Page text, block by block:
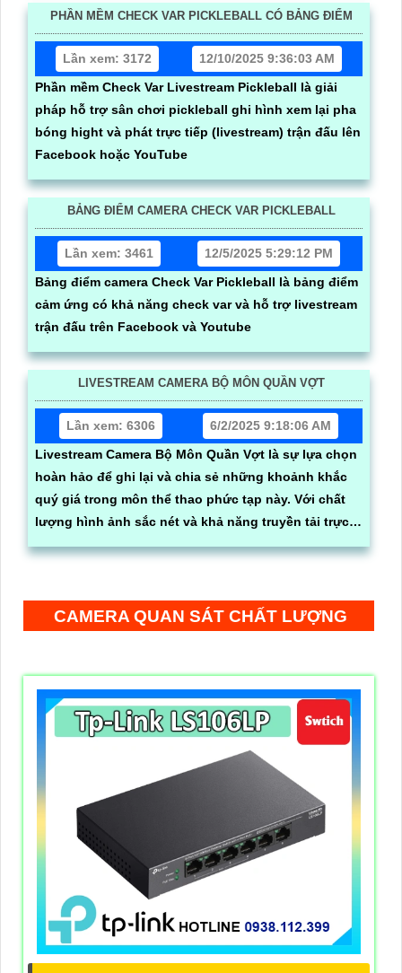
PHẦN MỀM CHECK VAR PICKLEBALL CÓ BẢNG ĐIỂM
Lần xem: 3172
12/10/2025 9:36:03 AM
Phần mềm Check Var Livestream Pickleball là giải
pháp hỗ trợ sân chơi pickleball ghi hình xem lại pha
bóng hight và phát trực tiếp (livestream) trận đấu lên
Facebook hoặc YouTube
BẢNG ĐIỂM CAMERA CHECK VAR PICKLEBALL
Lần xem: 3461
12/5/2025 5:29:12 PM
Bảng điểm camera Check Var Pickleball là bảng điểm
cảm ứng có khả năng check var và hỗ trợ livestream
trận đấu trên Facebook và Youtube
LIVESTREAM CAMERA BỘ MÔN QUẦN VỢT
Lần xem: 6306
6/2/2025 9:18:06 AM
Livestream Camera Bộ Môn Quần Vợt là sự lựa chọn
hoàn hảo để ghi lại và chia sẻ những khoảnh khắc
quý giá trong môn thể thao phức tạp này. Với chất
lượng hình ảnh sắc nét và khả năng truyền tải trực
tiếp, camera này giúp bạn dễ dàng theo dõi và ghi lại
CAMERA QUAN SÁT CHẤT LƯỢNG